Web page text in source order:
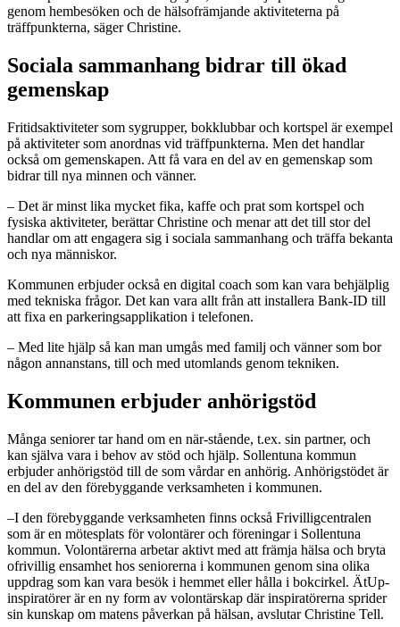
genom hembesöken och de hälsofrämjande aktiviteterna på
träffpunkterna, säger Christine.
Sociala sammanhang bidrar till ökad
gemenskap
Fritidsaktiviteter som sygrupper, bokklubbar och kortspel är exempel
på aktiviteter som anordnas vid träffpunkterna. Men det handlar
också om gemenskapen. Att få vara en del av en gemenskap som
bidrar till nya minnen och vänner.
– Det är minst lika mycket fika, kaffe och prat som kortspel och
fysiska aktiviteter, berättar Christine och menar att det till stor del
handlar om att engagera sig i sociala sammanhang och träffa bekanta
och nya människor.
Kommunen erbjuder också en digital coach som kan vara behjälplig
med tekniska frågor. Det kan vara allt från att installera Bank-ID till
att fixa en parkeringsapplikation i telefonen.
– Med lite hjälp så kan man umgås med familj och vänner som bor
någon annanstans, till och med utomlands genom tekniken.
Kommunen erbjuder anhörigstöd
Många seniorer tar hand om en när-stående, t.ex. sin partner, och
kan själva vara i behov av stöd och hjälp. Sollentuna kommun
erbjuder anhörigstöd till de som vårdar en anhörig. Anhörigstödet är
en del av den förebyggande verksamheten i kommunen.
–I den förebyggande verksamheten finns också Frivilligcentralen
som är en mötesplats för volontärer och föreningar i Sollentuna
kommun. Volontärerna arbetar aktivt med att främja hälsa och bryta
ofrivillig ensamhet hos seniorerna i kommunen genom sina olika
uppdrag som kan vara besök i hemmet eller hålla i bokcirkel. ÄtUp-
inspiratörer är en ny form av volontärskap där inspiratörerna sprider
sin kunskap om matens påverkan på hälsan, avslutar Christine Tell.